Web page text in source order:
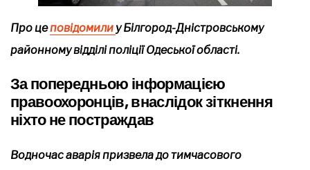
Про цеповідомили у Білгород-Дністровському
районному відділі поліції Одеської області.
За попередньою інформацією
правоохоронців, внаслідок зіткнення
ніхто не постраждав
Водночас аварія призвела до тимчасового